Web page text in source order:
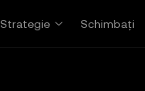
Strategie Schimbați